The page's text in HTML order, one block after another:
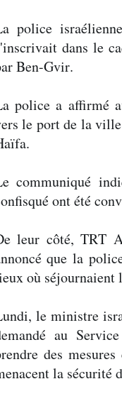
police
dans le
Ben-Gvir.
police a affirmé
le port de la
communiqué
ont été
leur côté, TRT
que la
où séjournaient
le ministre
au
des
la sécurité